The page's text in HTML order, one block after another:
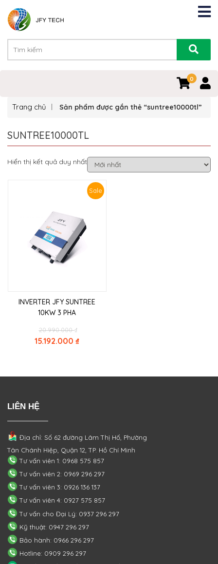
0
Trang chủ Sản phẩm được gắn thẻ “suntree10000tl”
SUNTREE10000TL
Hiển thị kết quả duy nhất
Sale
INVERTER JFY SUNTREE
10KW 3 PHA
20.990.000₫Original
price
was:
15.192.000 ₫
LIÊN HỆ
Địa chỉ: Số 62 đường Lâm Thị Hố, Phường
Tân Chánh Hiệp, Quận 12, TP. Hồ Chí Minh
Tư vấn viên 1: 0968 575 857
Tư vấn viên 2: 0969 296 297
Tư vấn viên 3: 0926 136 137
Tư vấn viên 4: 0927 575 857
Tư vấn cho Đại Lý: 0937 296 297
Kỹ thuật: 0947 296 297
Bảo hành: 0966 296 297
Hotline: 0909 296 297